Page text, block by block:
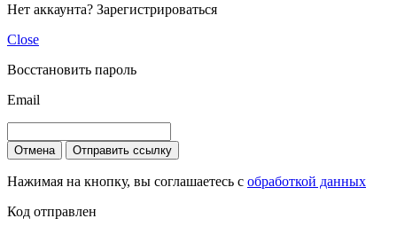
Нет аккаунта? Зарегистрироваться
Close
Восстановить пароль
Email
Отмена Отправить ссылку
Нажимая на кнопку, вы соглашаетесь с обработкой данных
Код отправлен